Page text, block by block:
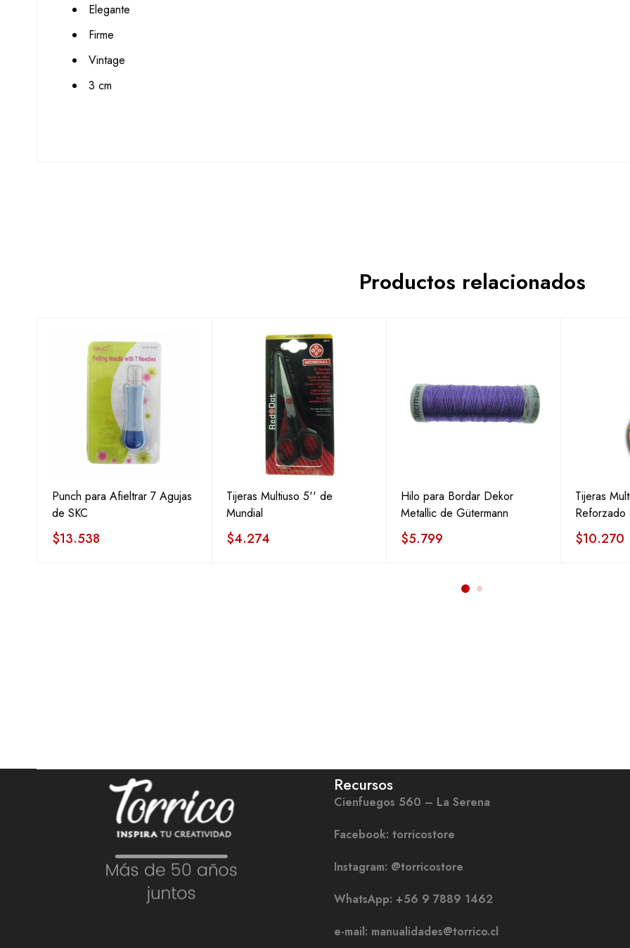
Elegante
Firme
Vintage
3 cm
Productos relacionados
Punch para Afieltrar 7 Agujas
de SKC
$13.538
Tijeras Multiuso 5'' de
Mundial
$4.274
Hilo para Bordar Dekor
Metallic de Gütermann
$5.799
Tijeras
$10.270
Recursos
Cienfuegos 560 – La Serena
Facebook: torricostore
Instagram: @torricostore
WhatsApp: +56 9 7889 1462
e-mail: manualidades@torrico.cl